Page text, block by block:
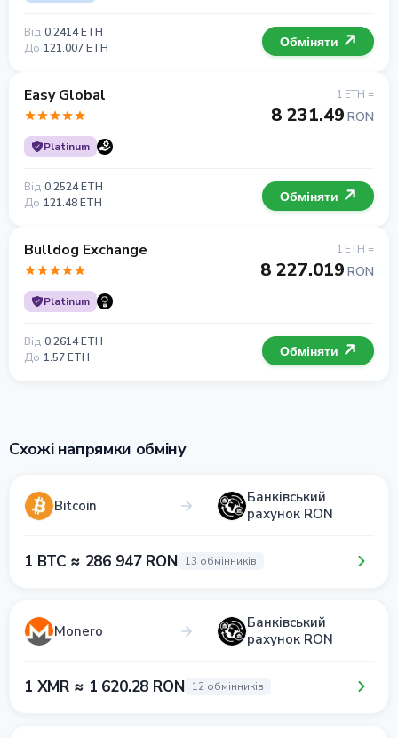
Від 0.2414 ETH
До 121.007 ETH Обміняти
Easy Global
Platinum
1 ETH =
8 231.49 RON
Від 0.2524 ETH
До 121.48 ETH Обміняти
Bulldog Exchange
Platinum
1 ETH =
8 227.019 RON
Від 0.2614 ETH
До 1.57 ETH Обміняти
Схожі напрямки обміну
Bitcoin
Банківський
рахунок RON
1 BTC ≈ 286 947 RON 13 обмінників
Monero
Банківський
рахунок RON
1 XMR ≈ 1 620.28 RON 12 обмінників